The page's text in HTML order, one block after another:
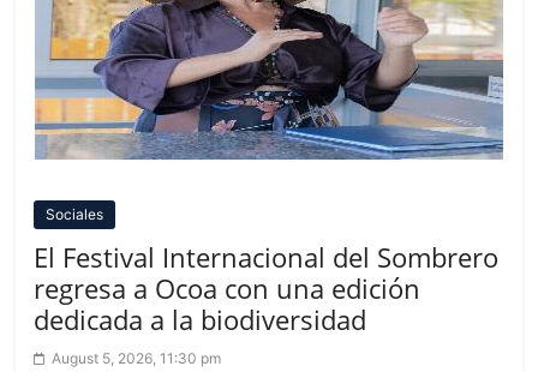
Sociales
El Festival Internacional del Sombrero
regresa a Ocoa con una edición
dedicada a la biodiversidad
August 5, 2026, 11:30 pm